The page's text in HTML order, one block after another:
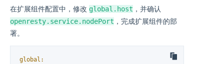
在扩展组件配置中，修改 global.host ，并确认
openresty.service.nodePort ，完成扩展组件的部
署。
global: